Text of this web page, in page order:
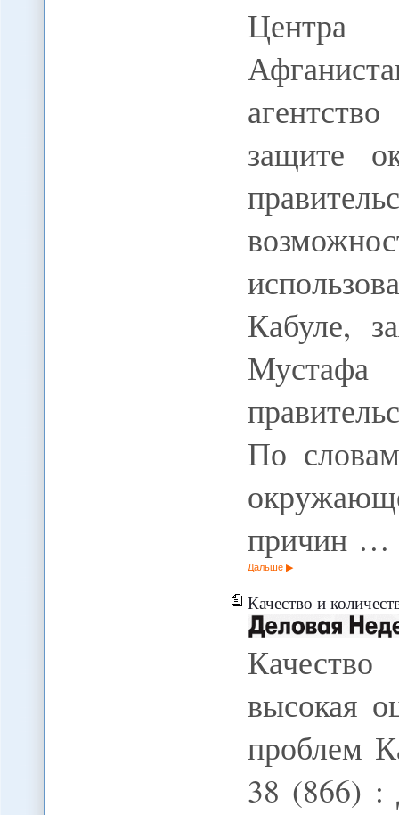
Центра
защите
Кабуле,
По
причин …
Дальше
Качество и
высокая
проблем
38 (866) :